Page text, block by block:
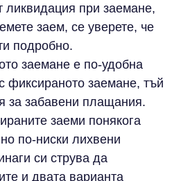
ликвидация при заемане,
заем, се уверете, че
подробно.
заемане е по-удобна
фиксираното заемане, тъй
за забавени плащания.
заеми понякога
по-ниски лихвени
си струва да
и двата варианта